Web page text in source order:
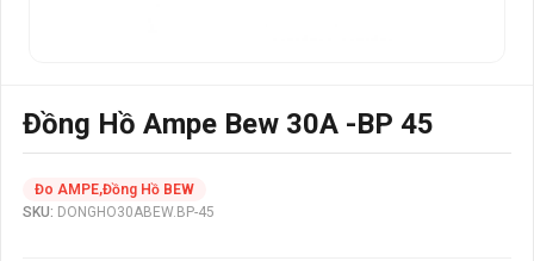
Đồng Hồ Ampe Bew 30A -BP 45
SKU: DONGHO30ABEW.BP-45
Đo AMPE,Đồng Hồ BEW